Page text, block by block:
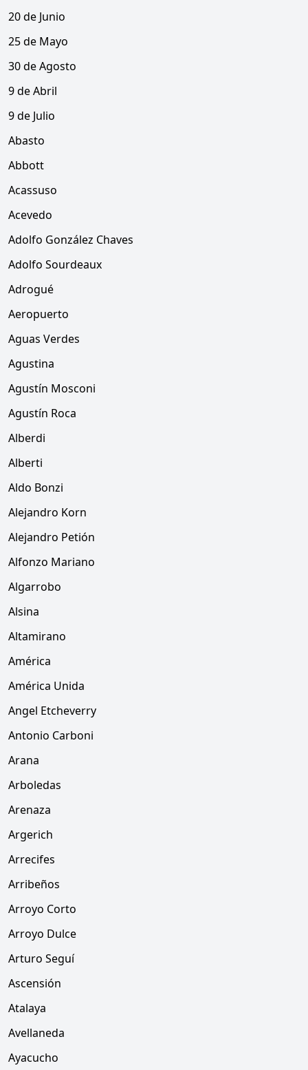
20 de Junio
25 de Mayo
30 de Agosto
9 de Abril
9 de Julio
Abasto
Abbott
Acassuso
Acevedo
Adolfo González Chaves
Adolfo Sourdeaux
Adrogué
Aeropuerto
Aguas Verdes
Agustina
Agustín Mosconi
Agustín Roca
Alberdi
Alberti
Aldo Bonzi
Alejandro Korn
Alejandro Petión
Alfonzo Mariano
Algarrobo
Alsina
Altamirano
América
América Unida
Angel Etcheverry
Antonio Carboni
Arana
Arboledas
Arenaza
Argerich
Arrecifes
Arribeños
Arroyo Corto
Arroyo Dulce
Arturo Seguí
Ascensión
Atalaya
Avellaneda
Ayacucho